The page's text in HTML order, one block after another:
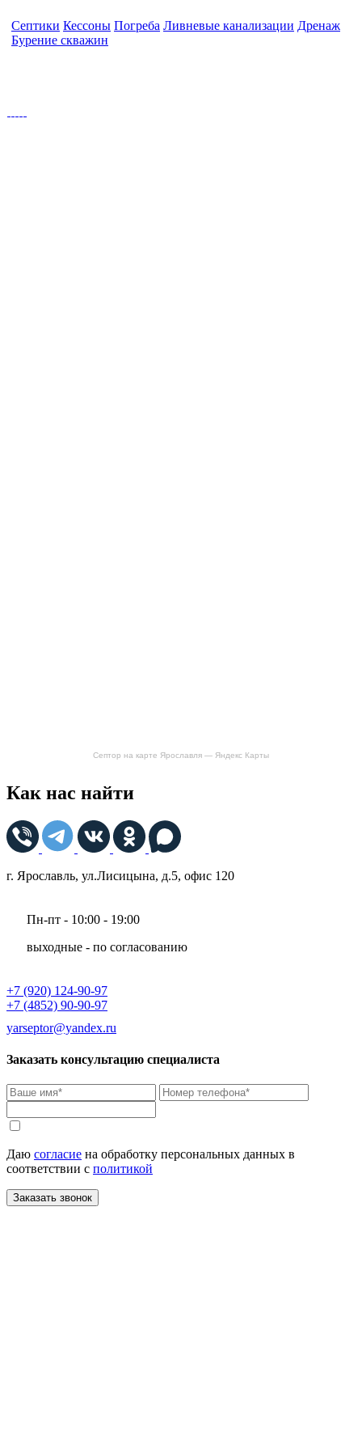
Септики Кессоны Погреба Ливневые канализации Дренаж
Бурение скважин
Септор на карте Ярославля — Яндекс Карты
Как нас найти
г. Ярославль, ул.Лисицына, д.5, офис 120
Пн-пт - 10:00 - 19:00
выходные - по согласованию
+7 (920) 124-90-97
+7 (4852) 90-90-97
yarseptor@yandex.ru
Заказать консультацию специалиста
Даю согласие на обработку персональных данных в
соответствии с политикой
Заказать звонок